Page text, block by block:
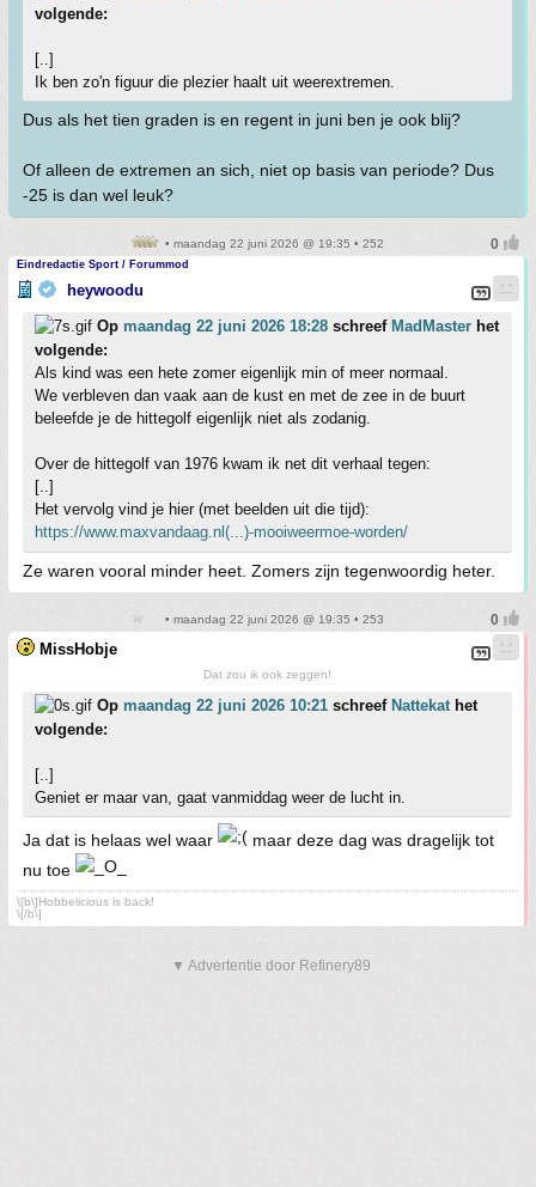
volgende:
[..]
Ik ben zo'n figuur die plezier haalt uit weerextremen.
Dus als het tien graden is en regent in juni ben je ook blij?
Of alleen de extremen an sich, niet op basis van periode? Dus
-25 is dan wel leuk?
• maandag 22 juni 2026 @ 19:35 • 252
Eindredactie Sport / Forummod
heywoodu
Op maandag 22 juni 2026 18:28 schreef MadMaster het
volgende:
Als kind was een hete zomer eigenlijk min of meer normaal.
We verbleven dan vaak aan de kust en met de zee in de buurt
beleefde je de hittegolf eigenlijk niet als zodanig.
Over de hittegolf van 1976 kwam ik net dit verhaal tegen:
[..]
Het vervolg vind je hier (met beelden uit die tijd):
https://www.maxvandaag.nl(...)-mooiweermoe-worden/
Ze waren vooral minder heet. Zomers zijn tegenwoordig heter.
• maandag 22 juni 2026 @ 19:35 • 253
MissHobje
Dat zou ik ook zeggen!
Op maandag 22 juni 2026 10:21 schreef Nattekathet
volgende:
[..]
Geniet er maar van, gaat vanmiddag weer de lucht in.
Ja dat is helaas wel waar
maar deze dag was dragelijk tot
nu toe
\[b\]Hobbelicious is back!
\[/b\]
▼ Advertentie door Refinery89